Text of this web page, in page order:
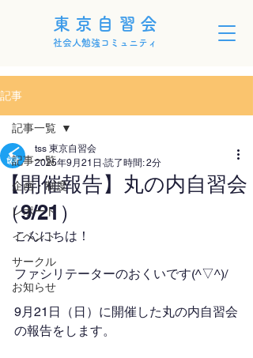
東京自習会
社会人勉強コミュニティ
記事
記事一覧
企画・制度
レポート
イベント
サークル
お知らせ
記事一覧
【開催報告】丸の内自習会
（9/21）
tss 東京自習会
2025年9月21日 読了時間: 2分
こんにちは！
ファシリテーターのおくいです(^▽^)/
9月21日（日）に開催した丸の内自習会
の報告をします。